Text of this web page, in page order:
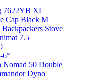
7622YB XL
Cap Black M
Stove
7.5
6°
50 Double
Dyno